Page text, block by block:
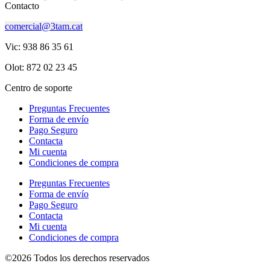
Contacto
comercial@3tam.cat
Vic: 938 86 35 61
Olot: 872 02 23 45
Centro de soporte
Preguntas Frecuentes
Forma de envío
Pago Seguro
Contacta
Mi cuenta
Condiciones de compra
Preguntas Frecuentes
Forma de envío
Pago Seguro
Contacta
Mi cuenta
Condiciones de compra
©2026 Todos los derechos reservados